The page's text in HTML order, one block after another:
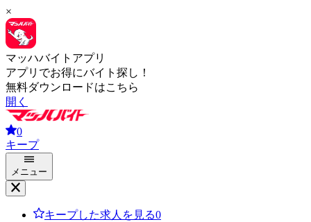
×
マッハバイトアプリ
アプリでお得にバイト探し！
無料ダウンロードはこちら
開く
0
キープ
メニュー
キープした求人を見る0